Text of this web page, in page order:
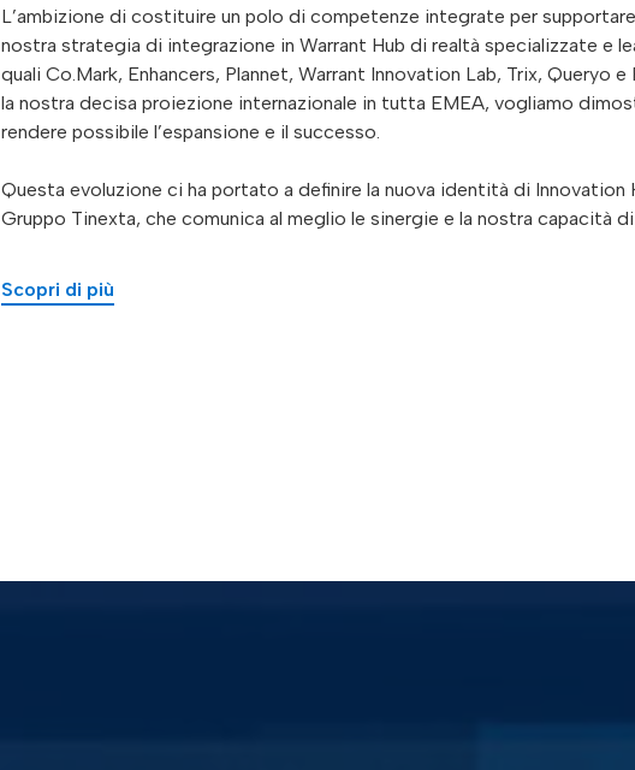
L’ambizione di costituire un polo di competenze integrate per
nostra strategia di integrazione in Warrant Hub di realtà specializzate e
quali Co.Mark, Enhancers, Plannet, Warrant Innovation Lab, Trix, Queryo
la nostra decisa proiezione internazionale in tutta EMEA, vogliamo
rendere possibile l’espansione e il successo.
Questa evoluzione ci ha portato a definire la nuova identità di Innovation
Gruppo Tinexta, che comunica al meglio le sinergie e la nostra capacità
Scopri di più